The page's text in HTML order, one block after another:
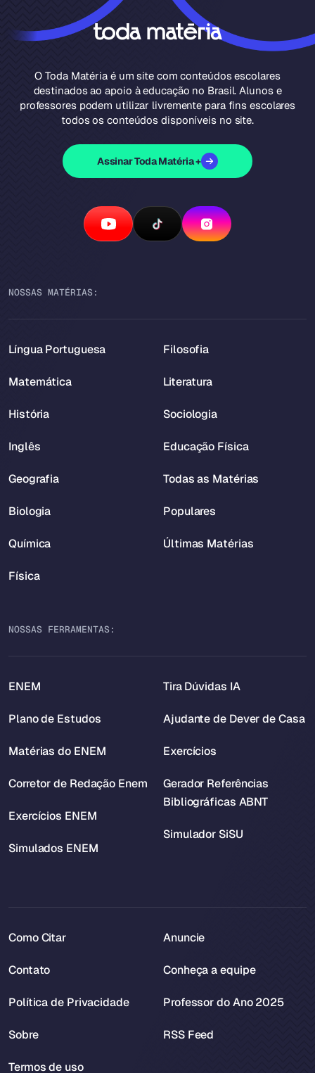
O Toda Matéria é um site com conteúdos escolares
destinados ao apoio à educação no Brasil. Alunos e
professores podem utilizar livremente para fins escolares
todos os conteúdos disponíveis no site.
Assinar Toda Matéria +
NOSSAS MATÉRIAS:
Língua Portuguesa
Matemática
História
Inglês
Geografia
Biologia
Química
Física
Filosofia
Literatura
Sociologia
Educação Física
Todas as Matérias
Populares
Últimas Matérias
NOSSAS FERRAMENTAS:
ENEM
Plano de Estudos
Matérias do ENEM
Corretor de Redação Enem
Exercícios ENEM
Simulados ENEM
Tira Dúvidas IA
Ajudante de Dever de Casa
Exercícios
Gerador Referências
Bibliográficas ABNT
Simulador SiSU
Como Citar
Contato
Política de Privacidade
Sobre
Termos de uso
Anuncie
Conheça a equipe
Professor do Ano 2025
RSS Feed